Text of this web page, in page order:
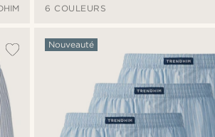
6 COULEURS
Nouveauté